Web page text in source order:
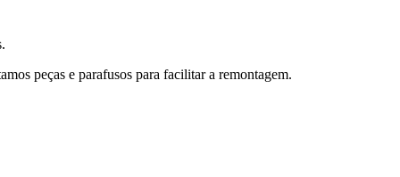
peças e parafusos para facilitar a remontagem.